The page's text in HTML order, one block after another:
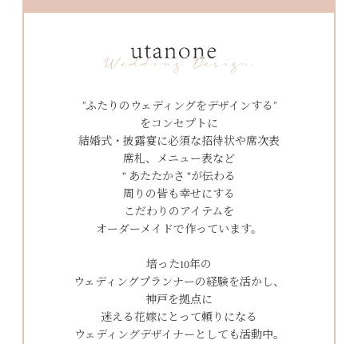
”ふたりのウェディングをデザインする”
をコンセプトに
結婚式・披露宴に必須な招待状や席次表
席札、メニュー表など
" あたたかさ "が伝わる
周りの皆も幸せにする
こだわりのアイテムを
オーダーメイドで作っています。
培った10年の
ウェディングプランナーの経験を活かし、
神戸を拠点に
迷える花嫁にとって頼りになる
ウェディングデザイナーとしても活動中。